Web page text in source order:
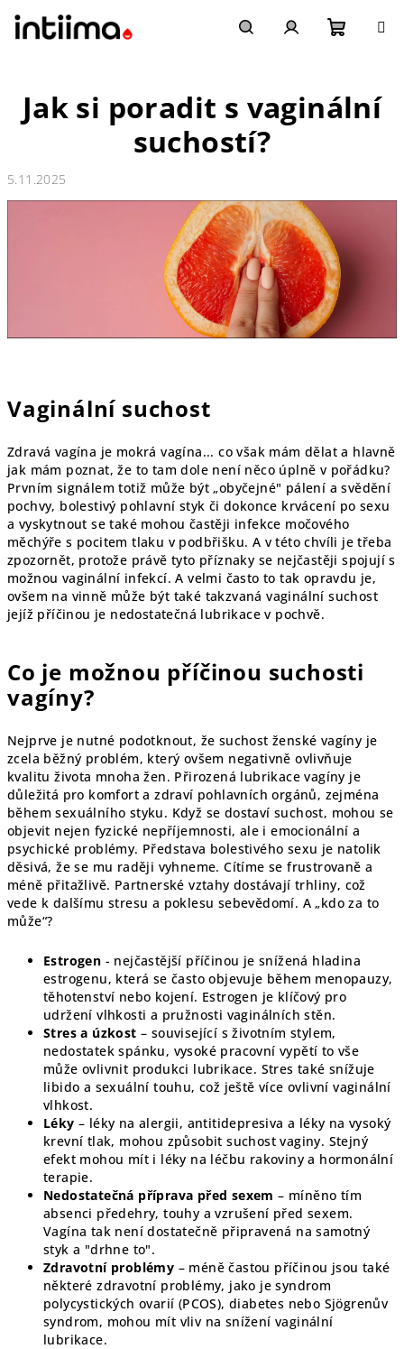
obsah
košík
Jak si poradit s vaginální
suchostí?
5.11.2025
Vaginální suchost
Zdravá vagína je mokrá vagína... co však mám dělat a hlavně
jak mám poznat, že to tam dole není něco úplně v pořádku?
Prvním signálem totiž může být „obyčejné" pálení a svědění
pochvy, bolestivý pohlavní styk či dokonce krvácení po sexu
a vyskytnout se také mohou častěji infekce močového
měchýře s pocitem tlaku v podbřišku. A v této chvíli je třeba
zpozornět, protože právě tyto příznaky se nejčastěji spojují s
možnou vaginální infekcí. A velmi často to tak opravdu je,
ovšem na vinně může být také takzvaná vaginální suchost
jejíž příčinou je nedostatečná lubrikace v pochvě.
Co je možnou příčinou suchosti
vagíny?
Nejprve je nutné podotknout, že suchost ženské vagíny je
zcela běžný problém, který ovšem negativně ovlivňuje
kvalitu života mnoha žen. Přirozená lubrikace vagíny je
důležitá pro komfort a zdraví pohlavních orgánů, zejména
během sexuálního styku. Když se dostaví suchost, mohou se
objevit nejen fyzické nepříjemnosti, ale i emocionální a
psychické problémy. Představa bolestivého sexu je natolik
děsivá, že se mu raději vyhneme. Cítíme se frustrovaně a
méně přitažlivě. Partnerské vztahy dostávají trhliny, což
vede k dalšímu stresu a poklesu sebevědomí. A „kdo za to
může“?
Estrogen - nejčastější příčinou je snížená hladina
estrogenu, která se často objevuje během menopauzy,
těhotenství nebo kojení. Estrogen je klíčový pro
udržení vlhkosti a pružnosti vaginálních stěn.
Stres a úzkost – související s životním stylem,
nedostatek spánku, vysoké pracovní vypětí to vše
může ovlivnit produkci lubrikace. Stres také snížuje
libido a sexuální touhu, což ještě více ovlivní vaginální
vlhkost.
Léky – léky na alergii, antitidepresiva a léky na vysoký
krevní tlak, mohou způsobit suchost vaginy. Stejný
efekt mohou mít i léky na léčbu rakoviny a hormonální
terapie.
Nedostatečná příprava před sexem – míněno tím
absenci předehry, touhy a vzrušení před sexem.
Vagína tak není dostatečně připravená na samotný
styk a "drhne to".
Zdravotní problémy – méně častou příčinou jsou také
některé zdravotní problémy, jako je syndrom
polycystických ovarií (PCOS), diabetes nebo Sjögrenův
syndrom, mohou mít vliv na snížení vaginální
lubrikace.